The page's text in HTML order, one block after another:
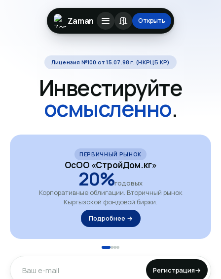
Zaman Открыть
Лицензия №100 от 15.07.98 г. (НКРЦБ КР)
Инвестируйте
осмысленно.
ПЕРВИЧНЫЙ РЫНОК
ОсОО «СтройДом.кг»
20%годовых
Корпоративные облигации. Вторичный рынок
Кыргызской фондовой биржи.
Подробнее →
Регистрация→